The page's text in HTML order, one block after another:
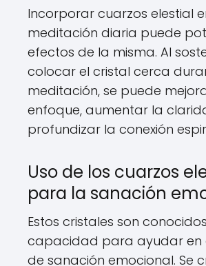
Incorporar cuarzos elestial
meditación diaria puede
efectos de la misma. Al
colocar el cristal cerca
meditación, se puede
enfoque, aumentar la
profundizar la conexión
Uso de los cuarzos
para la sanación
Estos cristales son
capacidad para ayudar en
de sanación emocional. Se